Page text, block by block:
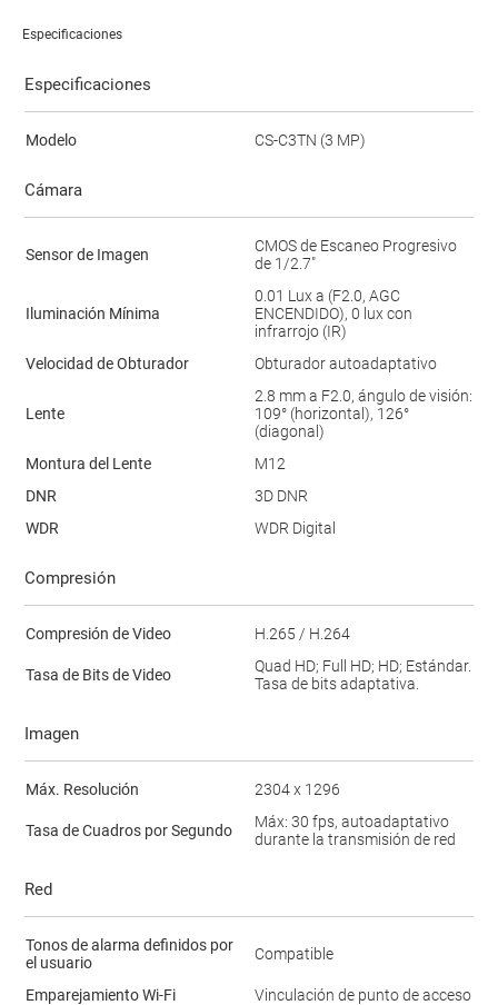
Especificaciones
Especificaciones
Modelo CS-C3TN (3 MP)
Cámara
Sensor de Imagen
CMOS de Escaneo Progresivo
de 1/2.7"
Iluminación Mínima
0.01 Lux a (F2.0, AGC
ENCENDIDO), 0 lux con
infrarrojo (IR)
Velocidad de Obturador
Obturador autoadaptativo
Lente
2.8 mm a F2.0, ángulo de visión:
109° (horizontal), 126°
(diagonal)
Montura del Lente
M12
DNR
3D DNR
WDR
WDR Digital
Compresión
Compresión de Video H.265 / H.264
Tasa de Bits de Video
Quad HD; Full HD; HD; Estándar.
Tasa de bits adaptativa.
Imagen
Máx. Resolución 2304 x 1296
Tasa de Cuadros por Segundo
Máx: 30 fps, autoadaptativo
durante la transmisión de red
Red
Tonos de alarma definidos por
el usuario
Compatible
Emparejamiento Wi-Fi Vinculación de punto de acceso